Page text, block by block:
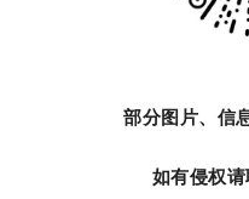
部分图片、信
如有侵权